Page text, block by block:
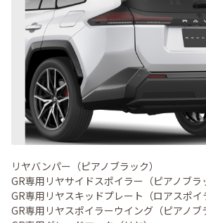
リヤバンパー（ピアノブラック）
GR専用リヤサイドスポイラー（ピアノブラ
GR専用リヤスキッドプレート（ロアスポイ
GR専用リヤスポイラーウイング（ピアノブ